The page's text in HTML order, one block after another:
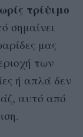
τρίψιμο
σημαίνει
μας
των
ή απλά δεν
αυτό από